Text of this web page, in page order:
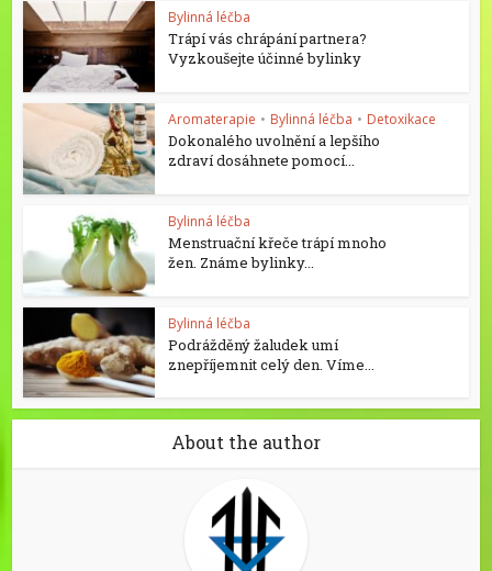
Bylinná léčba
Trápí vás chrápání partnera?
Vyzkoušejte účinné bylinky
Aromaterapie • Bylinná léčba • Detoxikace
Dokonalého uvolnění a lepšího
zdraví dosáhnete pomocí...
Bylinná léčba
Menstruační křeče trápí mnoho
žen. Známe bylinky...
Bylinná léčba
Podrážděný žaludek umí
znepříjemnit celý den. Víme...
About the author